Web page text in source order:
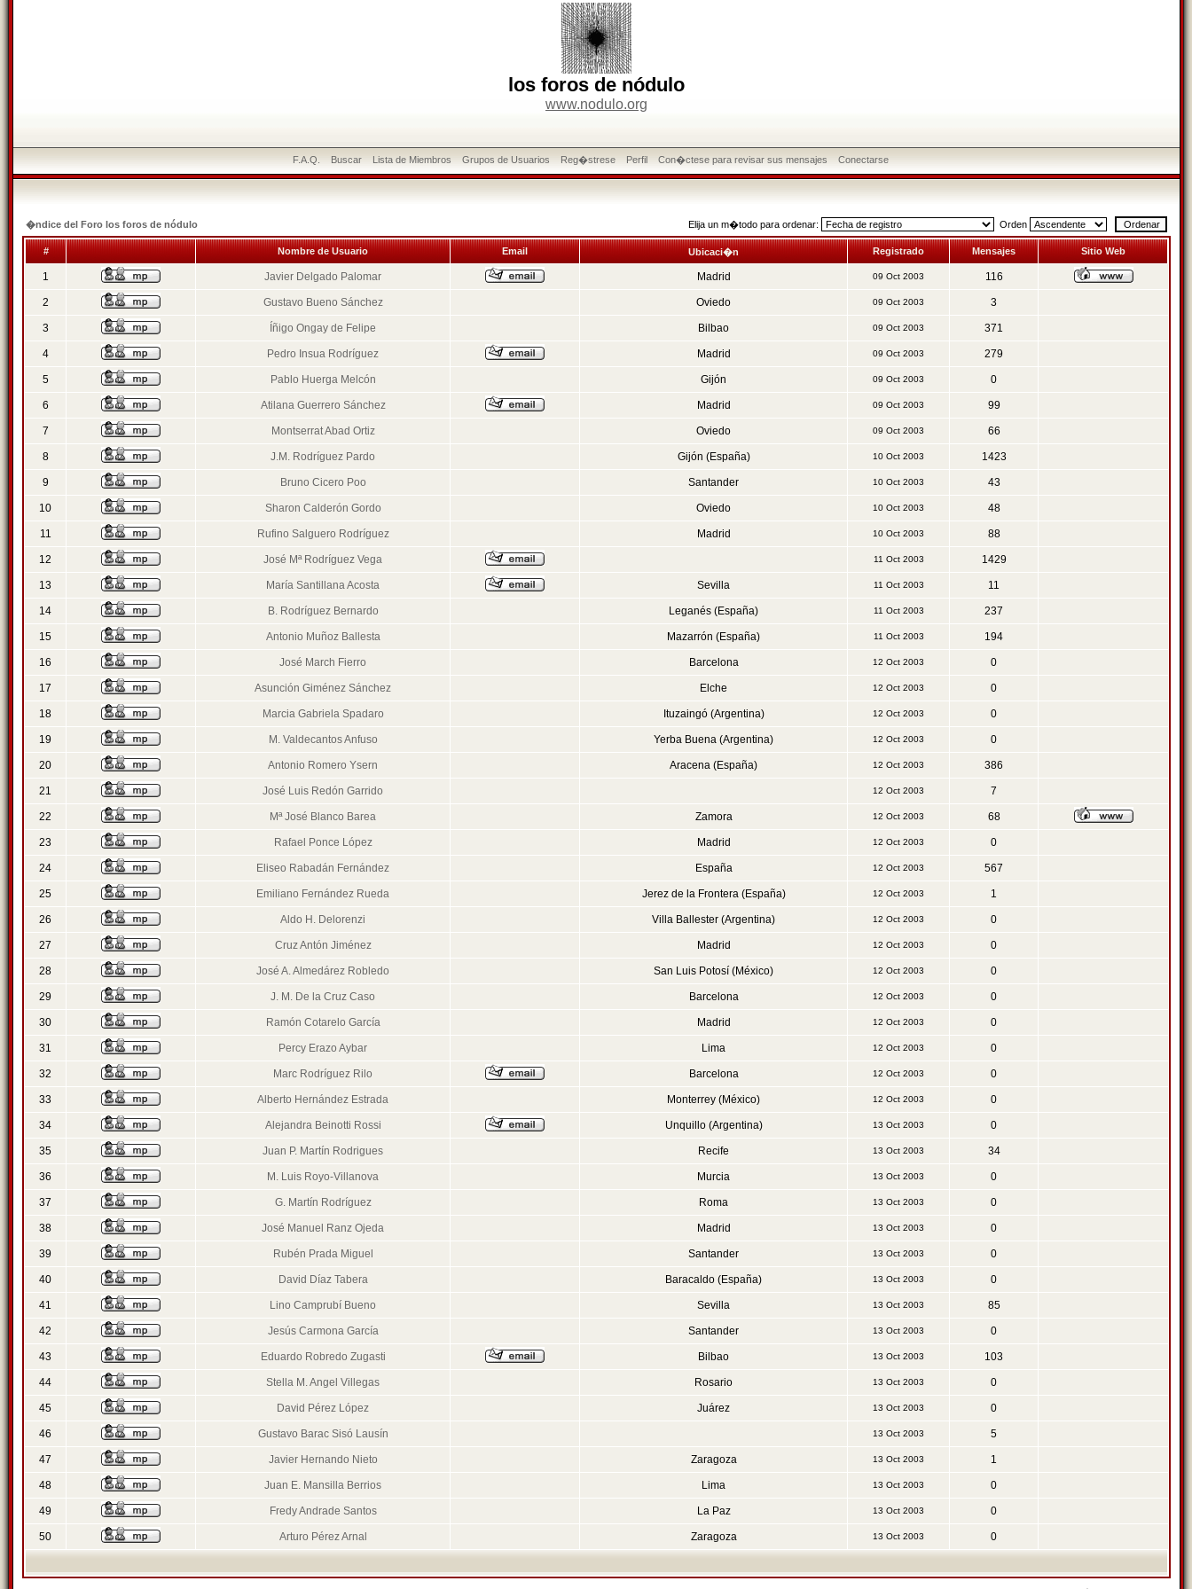
los foros de nódulo
www.nodulo.org
F.A.Q. Buscar Lista de Miembros Grupos de Usuarios Reg�strese Perfil Con�ctese para revisar sus mensajes Conectarse
�ndice del Foro los foros de nódulo Elija un m�todo para ordenar: Orden
# Nombre de Usuario Email Ubicaci�n Registrado Mensajes Sitio Web
1 Javier Delgado Palomar Madrid 09 Oct 2003 116
2 Gustavo Bueno Sánchez Oviedo 09 Oct 2003 3
3 Íñigo Ongay de Felipe Bilbao 09 Oct 2003 371
4 Pedro Insua Rodríguez Madrid 09 Oct 2003 279
5 Pablo Huerga Melcón Gijón 09 Oct 2003 0
6 Atilana Guerrero Sánchez Madrid 09 Oct 2003 99
7 Montserrat Abad Ortiz Oviedo 09 Oct 2003 66
8 J.M. Rodríguez Pardo Gijón (España) 10 Oct 2003 1423
9 Bruno Cicero Poo Santander 10 Oct 2003 43
10 Sharon Calderón Gordo Oviedo 10 Oct 2003 48
11 Rufino Salguero Rodríguez Madrid 10 Oct 2003 88
12 José Mª Rodríguez Vega 11 Oct 2003 1429
13 María Santillana Acosta Sevilla 11 Oct 2003 11
14 B. Rodríguez Bernardo Leganés (España) 11 Oct 2003 237
15 Antonio Muñoz Ballesta Mazarrón (España) 11 Oct 2003 194
16 José March Fierro Barcelona 12 Oct 2003 0
17 Asunción Giménez Sánchez Elche 12 Oct 2003 0
18 Marcia Gabriela Spadaro Ituzaingó (Argentina) 12 Oct 2003 0
19 M. Valdecantos Anfuso Yerba Buena (Argentina) 12 Oct 2003 0
20 Antonio Romero Ysern Aracena (España) 12 Oct 2003 386
21 José Luis Redón Garrido 12 Oct 2003 7
22 Mª José Blanco Barea Zamora 12 Oct 2003 68
23 Rafael Ponce López Madrid 12 Oct 2003 0
24 Eliseo Rabadán Fernández España 12 Oct 2003 567
25 Emiliano Fernández Rueda Jerez de la Frontera (España) 12 Oct 2003 1
26 Aldo H. Delorenzi Villa Ballester (Argentina) 12 Oct 2003 0
27 Cruz Antón Jiménez Madrid 12 Oct 2003 0
28 José A. Almedárez Robledo San Luis Potosí (México) 12 Oct 2003 0
29 J. M. De la Cruz Caso Barcelona 12 Oct 2003 0
30 Ramón Cotarelo García Madrid 12 Oct 2003 0
31 Percy Erazo Aybar Lima 12 Oct 2003 0
32 Marc Rodríguez Rilo Barcelona 12 Oct 2003 0
33 Alberto Hernández Estrada Monterrey (México) 12 Oct 2003 0
34 Alejandra Beinotti Rossi Unquillo (Argentina) 13 Oct 2003 0
35 Juan P. Martín Rodrigues Recife 13 Oct 2003 34
36 M. Luis Royo-Villanova Murcia 13 Oct 2003 0
37 G. Martín Rodríguez Roma 13 Oct 2003 0
38 José Manuel Ranz Ojeda Madrid 13 Oct 2003 0
39 Rubén Prada Miguel Santander 13 Oct 2003 0
40 David Díaz Tabera Baracaldo (España) 13 Oct 2003 0
41 Lino Camprubí Bueno Sevilla 13 Oct 2003 85
42 Jesús Carmona García Santander 13 Oct 2003 0
43 Eduardo Robredo Zugasti Bilbao 13 Oct 2003 103
44 Stella M. Angel Villegas Rosario 13 Oct 2003 0
45 David Pérez López Juárez 13 Oct 2003 0
46 Gustavo Barac Sisó Lausín 13 Oct 2003 5
47 Javier Hernando Nieto Zaragoza 13 Oct 2003 1
48 Juan E. Mansilla Berrios Lima 13 Oct 2003 0
49 Fredy Andrade Santos La Paz 13 Oct 2003 0
50 Arturo Pérez Arnal Zaragoza 13 Oct 2003 0